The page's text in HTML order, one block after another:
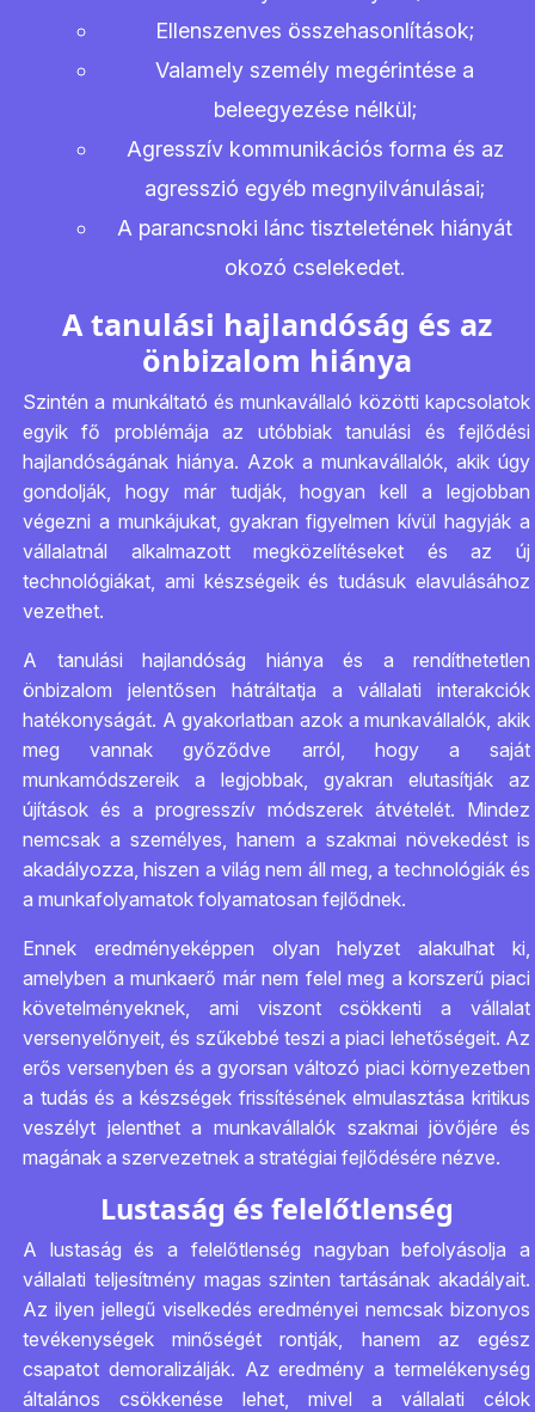
Ellenszenves összehasonlítások;
Valamely személy megérintése a
beleegyezése nélkül;
Agresszív kommunikációs forma és az
agresszió egyéb megnyilvánulásai;
A parancsnoki lánc tiszteletének hiányát
okozó cselekedet.
A tanulási hajlandóság és az
önbizalom hiánya
Szintén a munkáltató és munkavállaló közötti kapcsolatok
egyik fő problémája az utóbbiak tanulási és fejlődési
hajlandóságának hiánya. Azok a munkavállalók, akik úgy
gondolják, hogy már tudják, hogyan kell a legjobban
végezni a munkájukat, gyakran figyelmen kívül hagyják a
vállalatnál alkalmazott megközelítéseket és az új
technológiákat, ami készségeik és tudásuk elavulásához
vezethet.
A tanulási hajlandóság hiánya és a rendíthetetlen
önbizalom jelentősen hátráltatja a vállalati interakciók
hatékonyságát. A gyakorlatban azok a munkavállalók, akik
meg vannak győződve arról, hogy a saját
munkamódszereik a legjobbak, gyakran elutasítják az
újítások és a progresszív módszerek átvételét. Mindez
nemcsak a személyes, hanem a szakmai növekedést is
akadályozza, hiszen a világ nem áll meg, a technológiák és
a munkafolyamatok folyamatosan fejlődnek.
Ennek eredményeképpen olyan helyzet alakulhat ki,
amelyben a munkaerő már nem felel meg a korszerű piaci
követelményeknek, ami viszont csökkenti a vállalat
versenyelőnyeit, és szűkebbé teszi a piaci lehetőségeit. Az
erős versenyben és a gyorsan változó piaci környezetben
a tudás és a készségek frissítésének elmulasztása kritikus
veszélyt jelenthet a munkavállalók szakmai jövőjére és
magának a szervezetnek a stratégiai fejlődésére nézve.
Lustaság és felelőtlenség
A lustaság és a felelőtlenség nagyban befolyásolja a
vállalati teljesítmény magas szinten tartásának akadályait.
Az ilyen jellegű viselkedés eredményei nemcsak bizonyos
tevékenységek minőségét rontják, hanem az egész
csapatot demoralizálják. Az eredmény a termelékenység
általános csökkenése lehet, mivel a vállalati célok